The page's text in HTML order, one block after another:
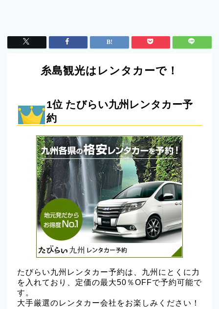
糸島観光はレンタカーで！
1位 たびらい九州レンタカー予
約
たびらい九州レンタカー予約は、九州にとくに力
を入れており、定価の最大50％OFFで予約可能で
す。
大手厳選のレンタカー会社をお楽しみください！